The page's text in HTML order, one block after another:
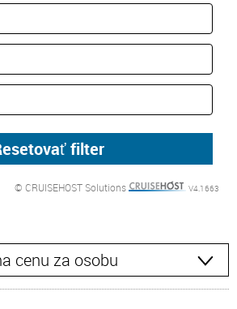
© CRUISEHOST Solutions V4.1663